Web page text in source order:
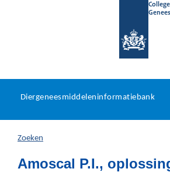
U
hier:
Diergeneesmiddeleninformatiebank
Zoeken
Amoscal P.I.,